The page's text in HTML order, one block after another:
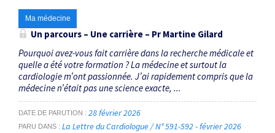
Ma médecine
Un parcours – Une carrière – Pr Martine Gilard
Pourquoi avez-vous fait carrière dans la recherche médicale et
quelle a été votre formation ? La médecine et surtout la
cardiologie m’ont passionnée. J’ai rapidement compris que la
médecine n’était pas une science exacte, ...
DATE DE PARUTION 28 février 2026
PARU DANS La Lettre du Cardiologue / N° 591-592 - février 2026